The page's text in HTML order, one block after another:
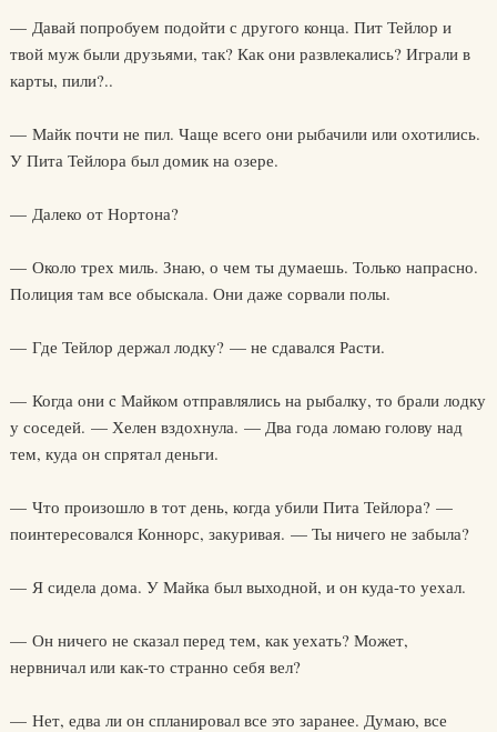
— Давай попробуем подойти с другого конца. Пит Тейлор и
твой муж были друзьями, так? Как они развлекались? Играли в
карты, пили?..
— Майк почти не пил. Чаще всего они рыбачили или охотились.
У Пита Тейлора был домик на озере.
— Далеко от Нортона?
— Около трех миль. Знаю, о чем ты думаешь. Только напрасно.
Полиция там все обыскала. Они даже сорвали полы.
— Где Тейлор держал лодку? — не сдавался Расти.
— Когда они с Майком отправлялись на рыбалку, то брали лодку
у соседей. — Хелен вздохнула. — Два года ломаю голову над
тем, куда он спрятал деньги.
— Что произошло в тот день, когда убили Пита Тейлора? —
поинтересовался Коннорс, закуривая. — Ты ничего не забыла?
— Я сидела дома. У Майка был выходной, и он куда-то уехал.
— Он ничего не сказал перед тем, как уехать? Может,
нервничал или как-то странно себя вел?
— Нет, едва ли он спланировал все это заранее. Думаю, все